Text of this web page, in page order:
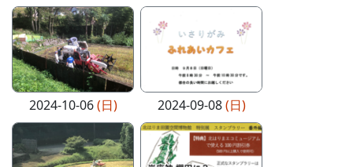
2024-10-06(日) 2024-09-08(日)